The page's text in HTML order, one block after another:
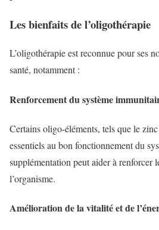
Les bienfaits de l’oligothérapie
L’oligothérapie est reconnue pour ses
santé, notamment :
Renforcement du système
Certains oligo-éléments, tels que le
essentiels au bon fonctionnement du
supplémentation peut aider à renforcer
l’organisme.
Amélioration de la vitalité et de